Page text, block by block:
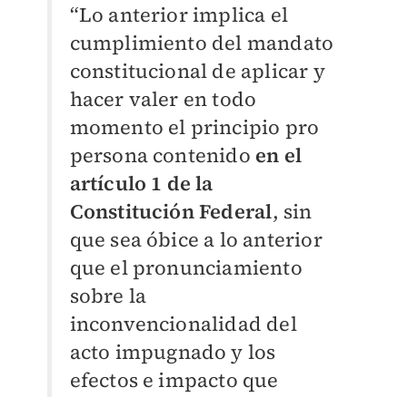
“Lo anterior implica el
cumplimiento del mandato
constitucional de aplicar y
hacer valer en todo
momento el principio pro
persona contenido en el
artículo 1 de la
Constitución Federal, sin
que sea óbice a lo anterior
que el pronunciamiento
sobre la
inconvencionalidad del
acto impugnado y los
efectos e impacto que